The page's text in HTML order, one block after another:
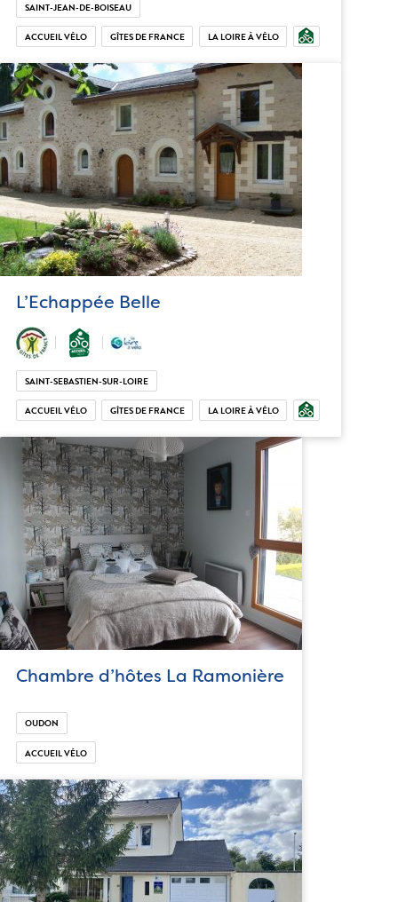
SAINT-JEAN-DE-BOISEAU
ACCUEIL VÉLO GÎTES DE FRANCE LA LOIRE À VÉLO
L’Echappée Belle
SAINT-SEBASTIEN-SUR-LOIRE
ACCUEIL VÉLO GÎTES DE FRANCE LA LOIRE À VÉLO
Chambre d’hôtes La Ramonière
OUDON
ACCUEIL VÉLO